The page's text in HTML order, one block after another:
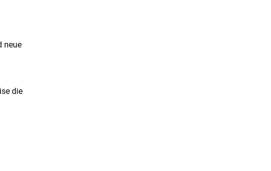
neue
die